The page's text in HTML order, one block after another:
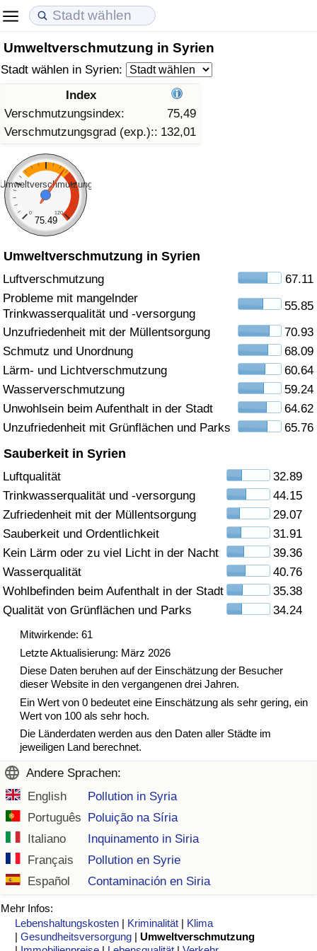
Umweltverschmutzung in Syrien
Stadt wählen in Syrien:
Index
Verschmutzungsindex:
75,49
Verschmutzungsgrad (exp.):: 132,01
Umweltverschmutzung
0 120
75.49
Umweltverschmutzung in Syrien
Luftverschmutzung
67.11
Probleme mit mangelnder
Trinkwasserqualität und -versorgung
55.85
Unzufriedenheit mit der Müllentsorgung
70.93
Schmutz und Unordnung
68.09
Lärm- und Lichtverschmutzung
60.64
Wasserverschmutzung
59.24
Unwohlsein beim Aufenthalt in der Stadt
64.62
Unzufriedenheit mit Grünflächen und Parks
65.76
Sauberkeit in Syrien
Luftqualität
32.89
Trinkwasserqualität und -versorgung
44.15
Zufriedenheit mit der Müllentsorgung
29.07
Sauberkeit und Ordentlichkeit
31.91
Kein Lärm oder zu viel Licht in der Nacht
39.36
Wasserqualität
40.76
Wohlbefinden beim Aufenthalt in der Stadt
35.38
Qualität von Grünflächen und Parks
34.24
Mitwirkende: 61
Letzte Aktualisierung: März 2026
Diese Daten beruhen auf der Einschätzung der Besucher
dieser Website in den vergangenen drei Jahren.
Ein Wert von 0 bedeutet eine Einschätzung als sehr gering, ein
Wert von 100 als sehr hoch.
Die Länderdaten werden aus den Daten aller Städte im
jeweiligen Land berechnet.
Andere Sprachen:
English
Pollution in Syria
Português Poluição na Síria
Italiano
Inquinamento in Siria
Français
Pollution en Syrie
Español
Contaminación en Siria
Mehr Infos:
Lebenshaltungskosten | Kriminalität | Klima
|Gesundheitsversorgung |Umweltverschmutzung
Lebenshaltungskosten
Lebenshaltungskosten-Index (aktuell)
Lebenshaltungskosten-Index
Lebenshaltungskosten-Index nach Land
in Akaba
Immobilienpreise
Immobilienpreis-Index (aktuell)
Immobilienpreis-Index
Immobilienpreis-Index nach Land
Lebensqualität
Lebensqualität-Index
Lebensqualität-Index (aktuell)
Lebensqualitätsindex nach Land
Kriminalität
Kriminalitäts-Index (aktuell)
Kriminalitätsindex nach Land
Gesundheitsversorgungs-Index (aktuell)
Gesundheitsversorgungs-Index
Gesundheitsversorgungs-Index nach Land
Umweltverschmutzung
Umweltverschmutzungs-Index (aktuell)
Verschmutzungsindex
Umweltverschmutzungs-Index nach Land
Verkehr
Verkehrs-Index
Verkehrs-Index (aktuell)
Verkehrs-Index nach Land